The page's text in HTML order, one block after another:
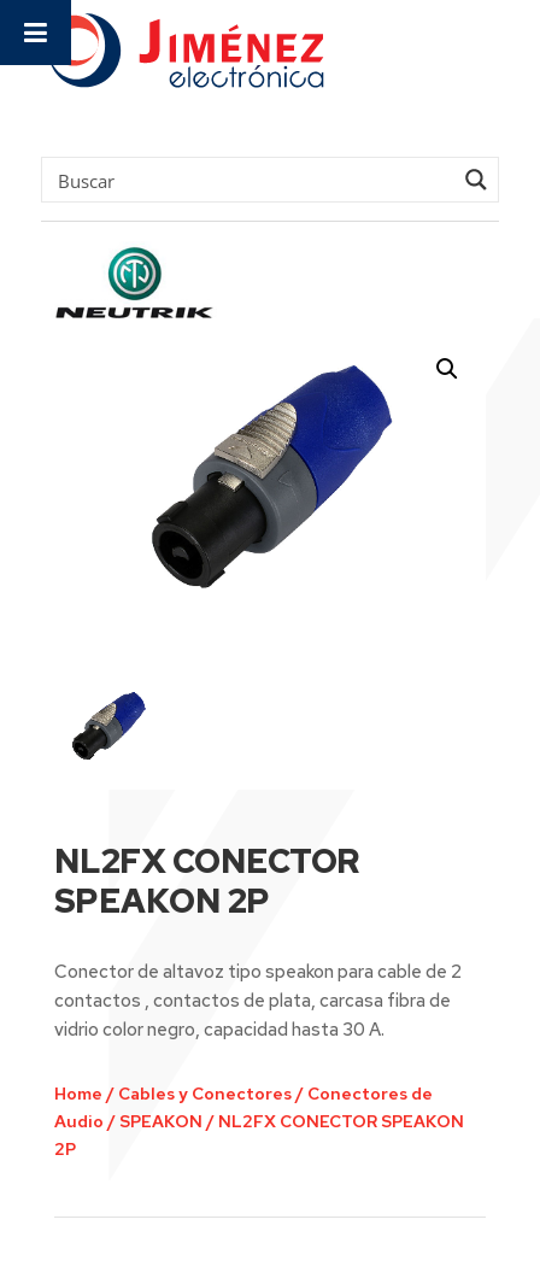
NL2FX CONECTOR
SPEAKON 2P
Conector de altavoz tipo speakon para cable de 2
contactos , contactos de plata, carcasa fibra de
vidrio color negro, capacidad hasta 30 A.
Home / Cables y Conectores/ Conectores de
Audio / SPEAKON / NL2FX CONECTOR SPEAKON
2P